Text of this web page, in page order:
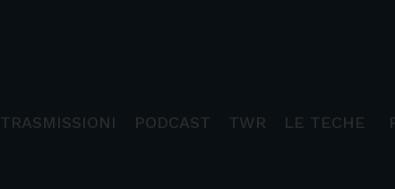
TRASMISSIONI PODCAST TWR LE TECHE